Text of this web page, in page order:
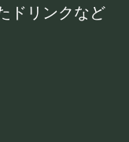
ドリンクなど